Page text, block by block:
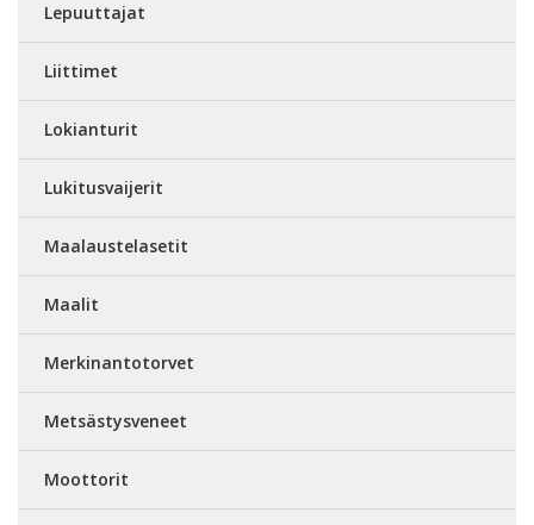
Lepuuttajat
Liittimet
Lokianturit
Lukitusvaijerit
Maalaustelasetit
Maalit
Merkinantotorvet
Metsästysveneet
Moottorit